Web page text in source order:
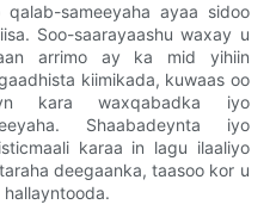
sameeyaha ayaa sidoo
Soo-saarayaashu waxay u
arrimo ay ka mid yihiin
kiimikada, kuwaas oo
kara waxqabadka iyo
Shaabadeynta iyo
karaa in lagu ilaaliyo
deegaanka, taasoo kor u